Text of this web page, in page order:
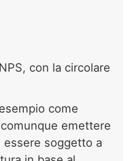
con la circolare
come
emettere
soggetto a